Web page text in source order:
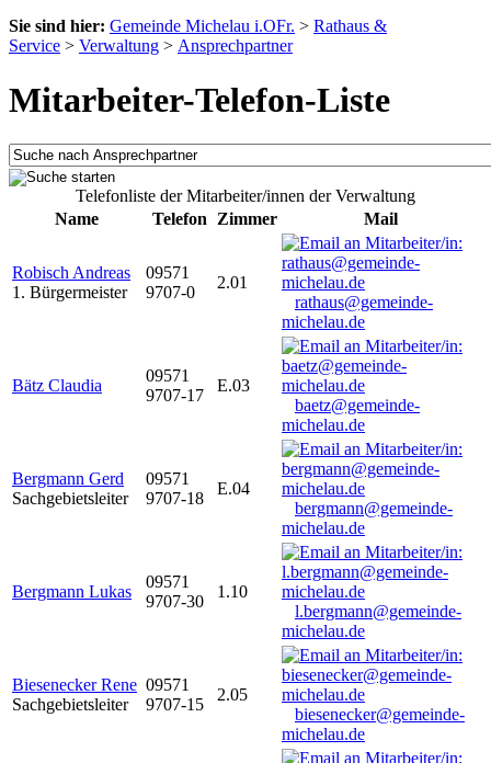
Sie sind hier: Gemeinde Michelau i.OFr. > Rathaus &
Service > Verwaltung > Ansprechpartner
Mitarbeiter-Telefon-Liste
Telefonliste der Mitarbeiter/innen der Verwaltung
Name
Telefon Zimmer Mail
Robisch Andreas
1. Bürgermeister
09571
9707-0
2.01
rathaus@gemeinde-
michelau.de
Bätz Claudia
09571
9707-17
E.03
baetz@gemeinde-
michelau.de
Bergmann Gerd
Sachgebietsleiter
09571
9707-18
E.04
bergmann@gemeinde-
michelau.de
Bergmann Lukas
09571
9707-30
1.10
l.bergmann@gemeinde-
michelau.de
Biesenecker Rene
Sachgebietsleiter
09571
9707-15
2.05
biesenecker@gemeinde-
michelau.de